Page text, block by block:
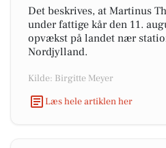
Det beskrives, at Martinus
under fattige kår den 11.
opvækst på landet nær
Nordjylland.
Kilde: Birgitte Meyer
Læs hele artiklen her